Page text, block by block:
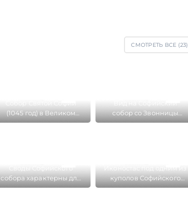
СМОТРЕТЬ ВСЕ (23)
(1045 год) в Великом
Новгороде – самый
собор со Звонницы
Новгородского Кремля
собора характерны для
церквей 11 века
куполов Софийского
собора